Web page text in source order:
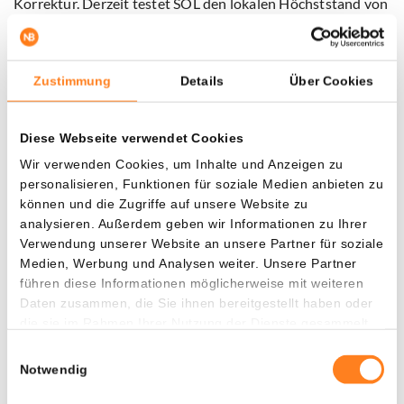
Zustimmung Details Über Cookies
Diese Webseite verwendet Cookies
Wir verwenden Cookies, um Inhalte und Anzeigen zu
personalisieren, Funktionen für soziale Medien anbieten zu
können und die Zugriffe auf unsere Website zu
analysieren. Außerdem geben wir Informationen zu Ihrer
Verwendung unserer Website an unsere Partner für soziale
Medien, Werbung und Analysen weiter. Unsere Partner
führen diese Informationen möglicherweise mit weiteren
Daten zusammen, die Sie ihnen bereitgestellt haben oder
Notwendig
März bei $143 als Unterstützung. In den kommenden
Wochen wird sich zeigen, ob Solana das Vertrauen des
Marktes behalten kann, oder ob der Ruf nach
Dezentralisierung auch institutionelle Investoren ins
Zeit mit Bitvavo powered by Hyphe
Nutzen Sie die einzigartige Zusammenarbeit zwischen
Newsbit und Bitvavo powered by Hyphe, indem Sie Ihr
Konto über die Schaltfläche unten eröffnen. Zahlen Sie nur
10€ ein und erhalten Sie sofort 10€ gratis. Zusätzlich
handeln Sie 7 Tage lang ohne Gebühren auf Ihre ersten
Eröffnen Sie Ihr Konto und sichern Sie sich 10€ Bonus.